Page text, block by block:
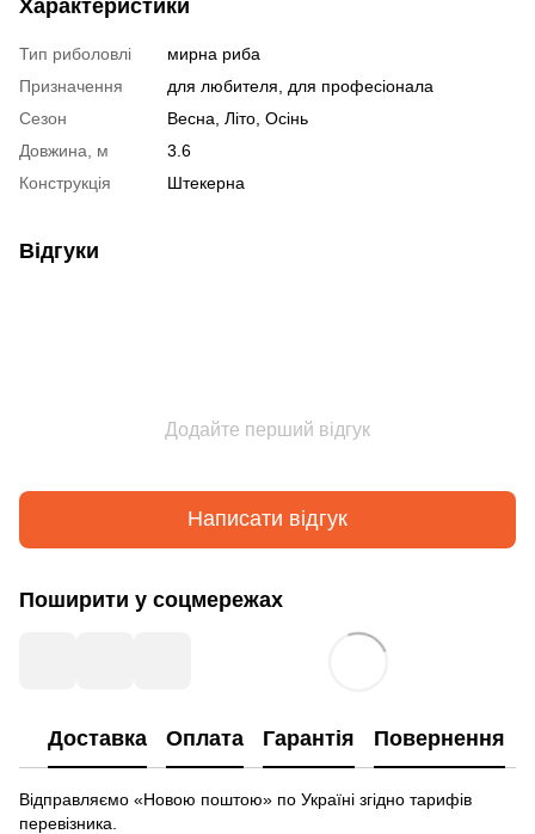
Характеристики
Тип риболовлі
мирна риба
Призначення
для любителя, для професіонала
Сезон
Весна, Літо, Осінь
Довжина, м
3.6
Конструкція
Штекерна
Відгуки
Додайте перший відгук
Написати відгук
Поширити у соцмережах
Доставка Оплата Гарантія Повернення
Відправляємо «Новою поштою» по Україні згідно тарифів
перевізника.